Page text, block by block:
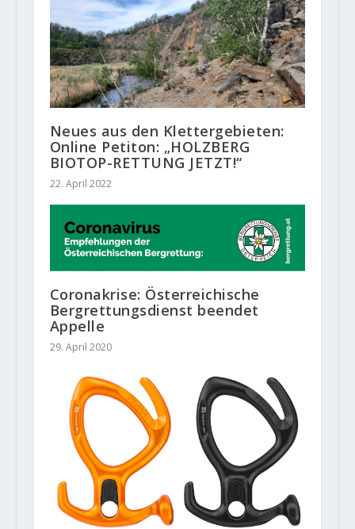
Neues aus den Klettergebieten:
Online Petiton: „HOLZBERG
BIOTOP-RETTUNG JETZT!“
22. April 2022
Coronakrise: Österreichische
Bergrettungsdienst beendet
Appelle
29. April 2020